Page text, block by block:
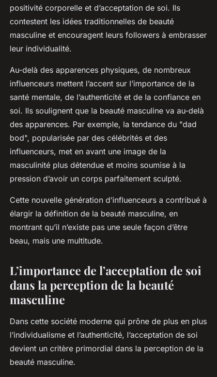
positivité corporelle et d’acceptation de soi. Ils
contestent les idées traditionnelles de beauté
masculine et encouragent leurs followers à embrasser
leur individualité.
Au-delà des apparences physiques, de nombreux
influenceurs mettent l’accent sur l’importance de la
santé mentale, de l’authenticité et de la confiance en
soi. Ils soulignent que la beauté masculine va au-delà
des apparences. Par exemple, la tendance du "dad
bod", popularisée par des célébrités et des
influenceurs, met en avant une image de la
masculinité plus détendue et moins soumise à la
pression d’avoir un corps parfaitement sculpté.
Cette nouvelle génération d’influenceurs a contribué à
élargir la définition de la beauté masculine, en
montrant qu’il n’existe pas une seule façon d’être
beau, mais une multitude.
L’importance de l’acceptation de soi
dans la perception de la beauté
masculine
Dans cette société moderne qui prône de plus en plus
l’individualisme et l’authenticité, l’acceptation de soi
devient un critère primordial dans la perception de la
beauté masculine.